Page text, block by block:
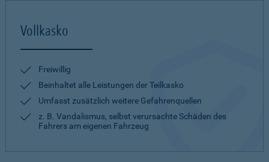
Vollkasko
Freiwillig
Beinhaltet alle Leistungen der Teilkasko
Umfasst zusätzlich weitere Gefahrenquellen
z. B. Vandalismus, selbst verursachte Schäden des
Fahrers am eigenen Fahrzeug